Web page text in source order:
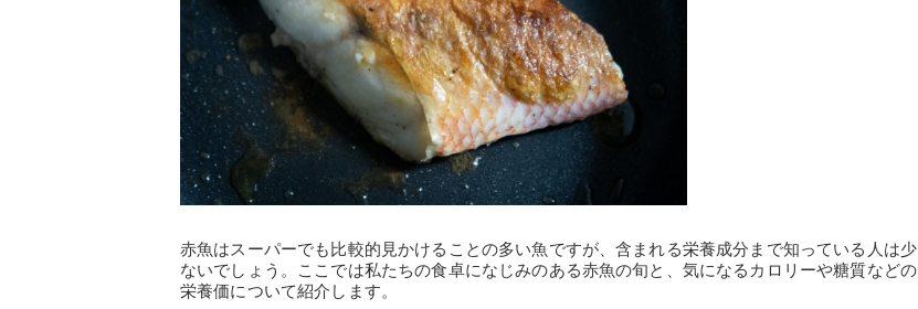
赤魚はスーパーでも比較的見かけることの多い魚ですが、含まれる栄養成分まで知っている人は少
ないでしょう。ここでは私たちの食卓になじみのある赤魚の旬と、気になるカロリーや糖質などの
栄養価について紹介します。